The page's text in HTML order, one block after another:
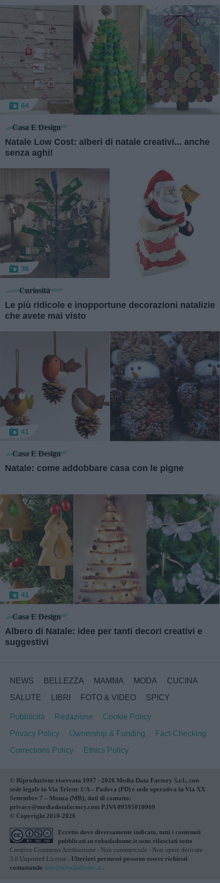
64
Casa E Design
Natale Low Cost: alberi di natale creativi... anche
senza aghi!
36
Curiosità
Le più ridicole e inopportune decorazioni natalizie
che avete mai visto
41
Casa E Design
Natale: come addobbare casa con le pigne
41
Casa E Design
Albero di Natale: idee per tanti decori creativi e
suggestivi
NEWS BELLEZZA MAMMA MODA
CUCINA
SALUTE
LIBRI FOTO & VIDEO SPICY
Pubblicità Redazione
Cookie Policy
Privacy Policy
Ownership & Funding
Fact-Checking
Corrections Policy
Ethics Policy
© Riproduzione riservata 1997 - 2026 Media Data Factory S.r.l., con
sede legale in Via Trieste 1/A – Padova (PD) e sede operativa in Via XX
Settembre 7 – Monza (MB); dati di contatto:
privacy@mediadatafactory.com P.IVA 09595010969
© Copyright 2010-2026
Eccetto dove diversamente indicato, tutti i contenuti
pubblicati su robadadonne.it sono rilasciati sotto
Creative Commons Attribuzione - Non commerciale - Non opere derivate
3.0 Unported License . Ulteriori permessi possono essere richiesti
contattando info@robadadonne.it .